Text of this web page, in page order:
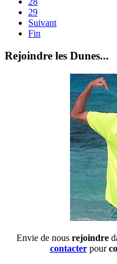
29
Suivant
Fin
Rejoindre les Dunes...
Envie de nous rejoindre
contacterpour